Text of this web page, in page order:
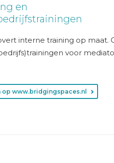
en
interne training op maat.
voor
www.bridgingspaces.nl